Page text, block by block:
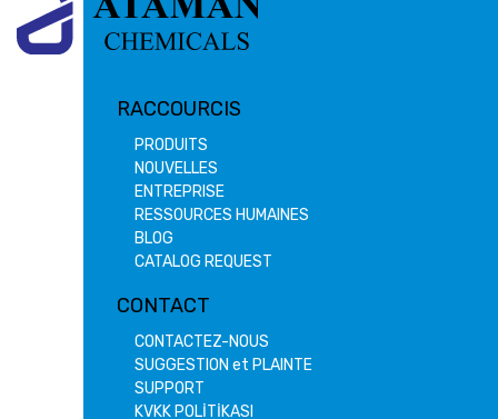
RACCOURCIS
PRODUITS
NOUVELLES
ENTREPRISE
RESSOURCES HUMAINES
BLOG
CATALOG REQUEST
CONTACT
CONTACTEZ-NOUS
SUGGESTION et PLAINTE
SUPPORT
KVKK POLİTİKASI